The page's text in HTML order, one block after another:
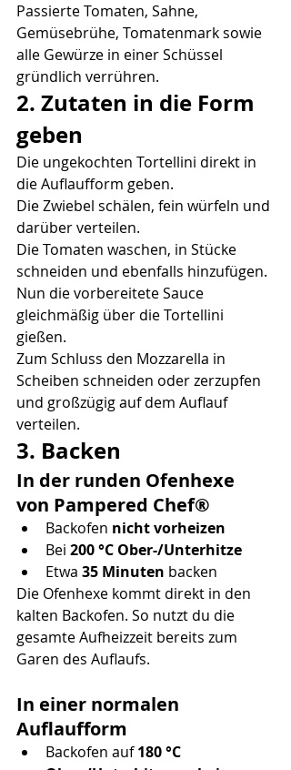
Passierte Tomaten, Sahne,
Gemüsebrühe, Tomatenmark sowie
alle Gewürze in einer Schüssel
gründlich verrühren.
2. Zutaten in die Form
geben
Die ungekochten Tortellini direkt in
die Auflaufform geben.
Die Zwiebel schälen, fein würfeln und
darüber verteilen.
Die Tomaten waschen, in Stücke
schneiden und ebenfalls hinzufügen.
Nun die vorbereitete Sauce
gleichmäßig über die Tortellini
gießen.
Zum Schluss den Mozzarella in
Scheiben schneiden oder zerzupfen
und großzügig auf dem Auflauf
verteilen.
3. Backen
In der runden Ofenhexe
von Pampered Chef®
Backofen nicht vorheizen
Bei 200 °C Ober-/Unterhitze
Etwa 35 Minuten backen
Die Ofenhexe kommt direkt in den
kalten Backofen. So nutzt du die
gesamte Aufheizzeit bereits zum
Garen des Auflaufs.
In einer normalen
Auflaufform
Backofen auf 180 °C